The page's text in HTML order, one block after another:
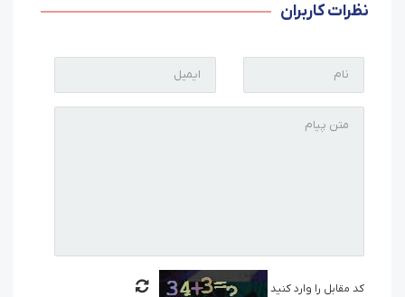
نظرات کاربران
کد مقابل را وارد کنید